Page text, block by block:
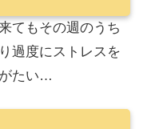
てもその週のうち
過度にストレスを
たい…